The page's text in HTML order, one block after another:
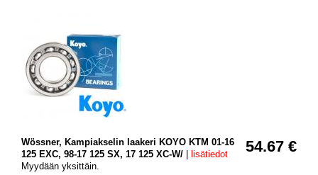
54.67 €
Wössner, Kampiakselin laakeri KOYO KTM 01-16
125 EXC, 98-17 125 SX, 17 125 XC-W/
lisätiedot
Myydään yksittäin.